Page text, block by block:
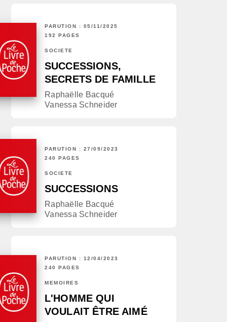
PARUTION : 05/11/2025
192 PAGES
SOCIÉTÉ
SUCCESSIONS,
SECRETS DE FAMILLE
Raphaëlle Bacqué
Vanessa Schneider
PARUTION : 27/09/2023
240 PAGES
SOCIÉTÉ
SUCCESSIONS
Raphaëlle Bacqué
Vanessa Schneider
PARUTION : 12/04/2023
240 PAGES
MÉMOIRES
L'HOMME QUI
VOULAIT ÊTRE AIMÉ